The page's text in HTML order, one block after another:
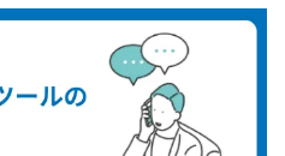
Corporation)
社)
会社AI Shift)